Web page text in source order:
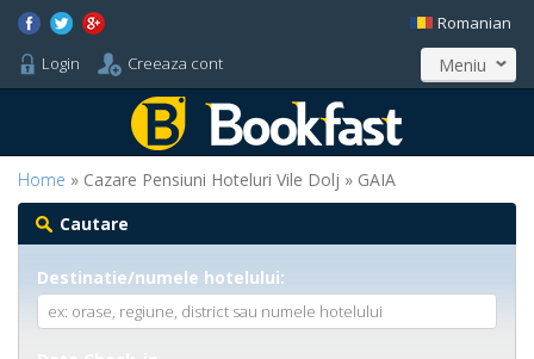
Login Creeaza cont
Romanian
Meniu
Home » Cazare Pensiuni Hoteluri Vile Dolj » GAIA
Cautare
Destinatie/numele hotelului: